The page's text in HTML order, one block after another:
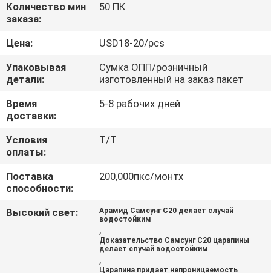
КОНТРОЛЬ
КАЧЕСТВА
СВЯЖИТЕСЬ
С
НАМИ
НОВОСТИ
Количество мин
заказа:
50 ПК
Цена:
USD18-20/pcs
Упаковывая
детали:
Сумка ОПП/розничный
изготовленный на заказ пакет
Время
доставки:
5-8 рабочих дней
Условия
оплаты:
Т/Т
Поставка
способности:
200,000пкс/монтх
Высокий свет:
Арамид Самсунг С20 делает случай
водостойким
,
Доказательство Самсунг С20 царапины
делает случай водостойким
,
Царапина придает непроницаемость